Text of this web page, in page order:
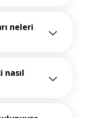
neleri
nasıl